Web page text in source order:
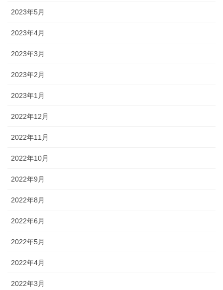
2023年5月
2023年4月
2023年3月
2023年2月
2023年1月
2022年12月
2022年11月
2022年10月
2022年9月
2022年8月
2022年6月
2022年5月
2022年4月
2022年3月